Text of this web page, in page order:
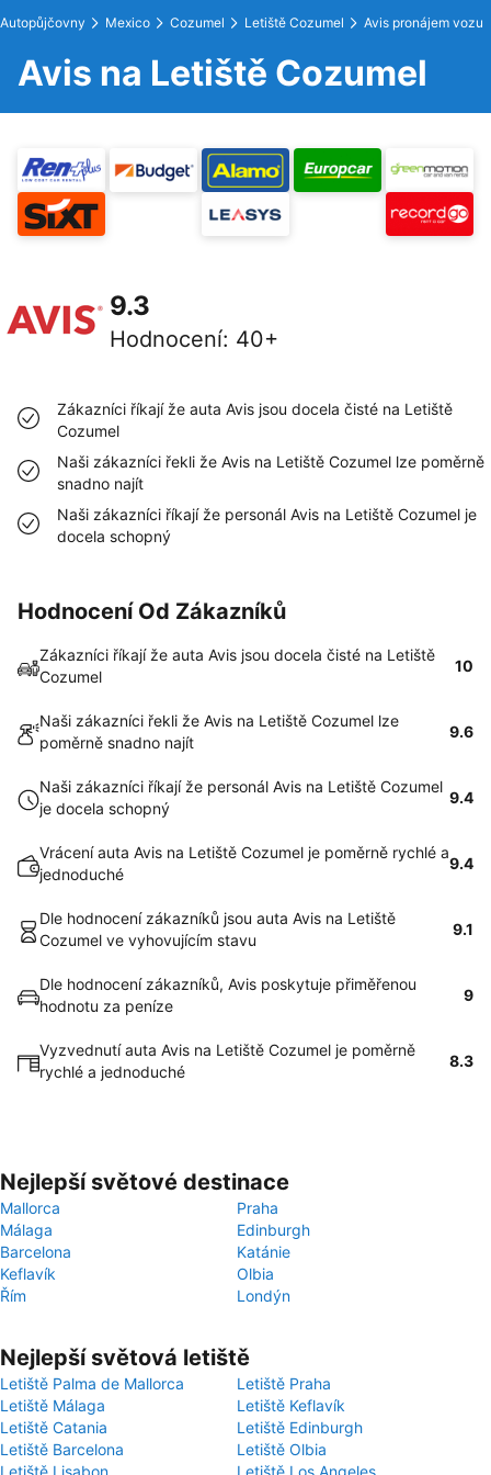
Autopůjčovny Mexico Cozumel Letiště Cozumel Avis pronájem vozu
Avis na Letiště Cozumel
9.3
Hodnocení: 40+
Zákazníci říkají že auta Avis jsou docela čisté na Letiště
Cozumel
Naši zákazníci řekli že Avis na Letiště Cozumel lze poměrně
snadno najít
Naši zákazníci říkají že personál Avis na Letiště Cozumel je
docela schopný
Hodnocení Od Zákazníků
Zákazníci říkají že auta Avis jsou docela čisté na Letiště
Cozumel
10
Naši zákazníci řekli že Avis na Letiště Cozumel lze
poměrně snadno najít
9.6
Naši zákazníci říkají že personál Avis na Letiště Cozumel
je docela schopný
9.4
Vrácení auta Avis na Letiště Cozumel je poměrně rychlé a
jednoduché
9.4
Dle hodnocení zákazníků jsou auta Avis na Letiště
Cozumel ve vyhovujícím stavu
9.1
Dle hodnocení zákazníků, Avis poskytuje přiměřenou
hodnotu za peníze
9
Vyzvednutí auta Avis na Letiště Cozumel je poměrně
rychlé a jednoduché
8.3
Nejlepší světové destinace
Mallorca
Praha
Málaga
Edinburgh
Barcelona
Katánie
Keflavík
Olbia
Řím
Londýn
Nejlepší světová letiště
Letiště Palma de Mallorca
Letiště Praha
Letiště Málaga
Letiště Keflavík
Letiště Catania
Letiště Edinburgh
Letiště Barcelona
Letiště Olbia
Letiště Lisabon
Letiště Los Angeles